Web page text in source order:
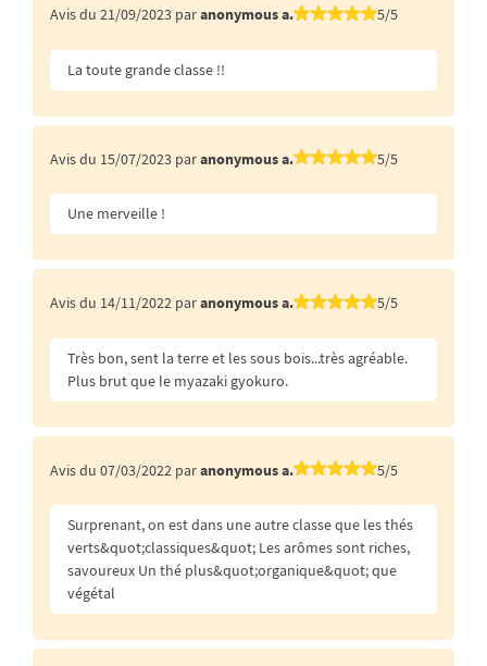
Avis du 21/09/2023 paranonymous a. 5/5
La toute grande classe !!
Avis du 15/07/2023 paranonymous a. 5/5
Une merveille !
Avis du 14/11/2022 paranonymous a. 5/5
Très bon, sent la terre et les sous bois...très agréable.
Plus brut que le myazaki gyokuro.
Avis du 07/03/2022 paranonymous a. 5/5
Surprenant, on est dans une autre classe que les thés
verts&quot;classiques&quot; Les arômes sont riches,
savoureux Un thé plus&quot;organique&quot; que
végétal